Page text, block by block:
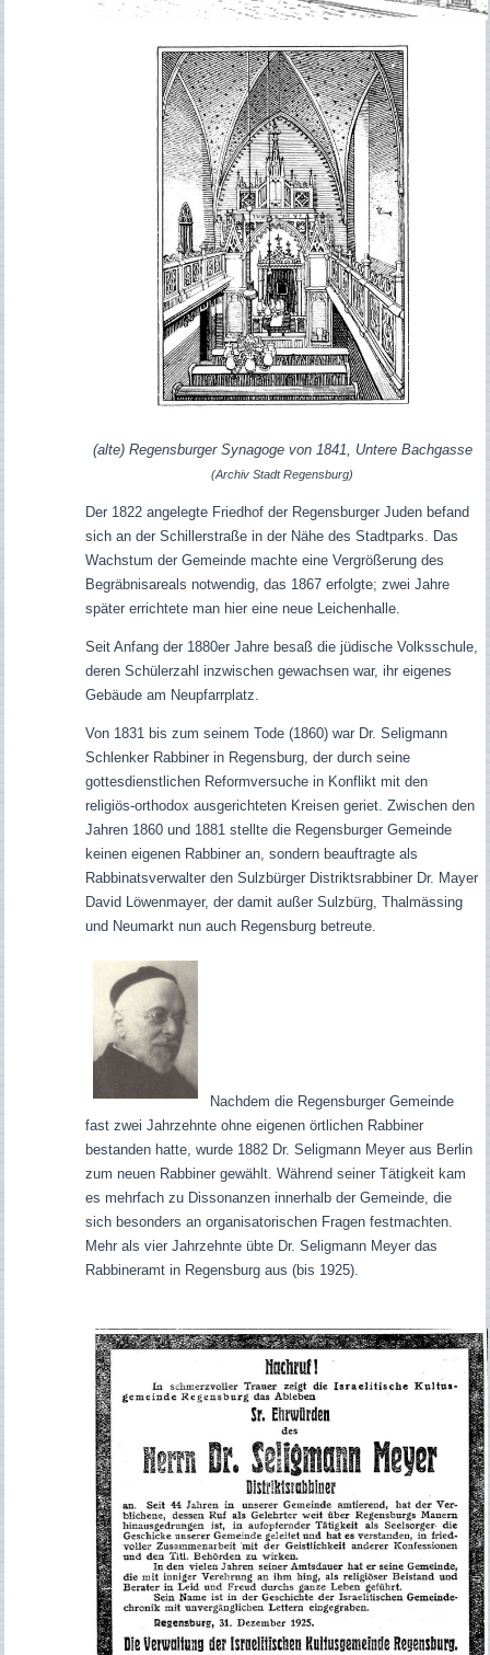
(alte) Regensburger Synagoge von 1841, Untere Bachgasse
(Archiv Stadt Regensburg)
Der 1822 angelegte Friedhof der Regensburger Juden befand
sich an der Schillerstraße in der Nähe des Stadtparks. Das
Wachstum der Gemeinde machte eine Vergrößerung des
Begräbnisareals notwendig, das 1867 erfolgte; zwei Jahre
später errichtete man hier eine neue Leichenhalle.
Seit Anfang der 1880er Jahre besaß die jüdische Volksschule,
deren Schülerzahl inzwischen gewachsen war, ihr eigenes
Gebäude am Neupfarrplatz.
Von 1831 bis zum seinem Tode (1860) war Dr. Seligmann
SchlenkerRabbiner in Regensburg, der durch seine
gottesdienstlichen Reformversuche in Konflikt mit den
religiös-orthodox ausgerichteten Kreisen geriet. Zwischen den
Jahren 1860 und 1881 stellte die Regensburger Gemeinde
keinen eigenen Rabbiner an, sondern beauftragte als
Rabbinatsverwalter den Sulzbürger Distriktsrabbiner Dr. Mayer
David Löwenmayer, der damit außer Sulzbürg, Thalmässing
und Neumarkt nun auch Regensburg betreute.
Nachdem die Regensburger Gemeinde
fast zwei Jahrzehnte ohne eigenen örtlichen Rabbiner
bestanden hatte, wurde 1882 Dr. Seligmann Meyer aus Berlin
zum neuen Rabbiner gewählt. Während seiner Tätigkeit kam
es mehrfach zu Dissonanzen innerhalb der Gemeinde, die
sich besonders an organisatorischen Fragen festmachten.
Mehr als vier Jahrzehnte übte Dr. Seligmann Meyer das
Rabbineramt in Regensburg aus (bis 1925).